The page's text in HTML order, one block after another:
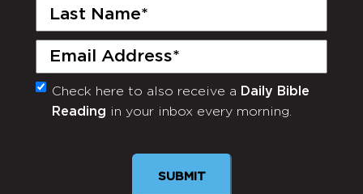
Last
Email
(Required)
Monthly
Newsletter
Check here to also receive a Daily Bible
Reading in your inbox every morning.